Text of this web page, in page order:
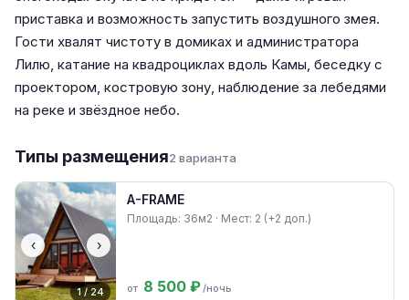
приставка и возможность запустить воздушного змея.
Гости хвалят чистоту в домиках и администратора
Лилю, катание на квадроциклах вдоль Камы, беседку с
проектором, костровую зону, наблюдение за лебедями
на реке и звёздное небо.
Типы размещения2 варианта
‹ ›
1 / 24
A-FRAME
Площадь: 36м2 · Мест: 2 (+2 доп.)
от 8 500 ₽/ночь